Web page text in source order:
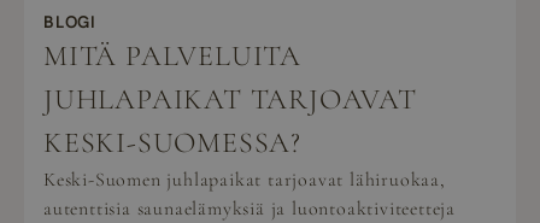
BLOGI
MITÄ PALVELUITA
JUHLAPAIKAT TARJOAVAT
KESKI-SUOMESSA?
Keski-Suomen juhlapaikat tarjoavat lähiruokaa,
autenttisia saunaelämyksiä ja luontoaktiviteetteja